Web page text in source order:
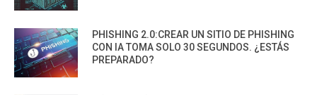
PHISHING 2.0:CREAR UN SITIO DE PHISHING
CON IA TOMA SOLO 30 SEGUNDOS. ¿ESTÁS
PREPARADO?